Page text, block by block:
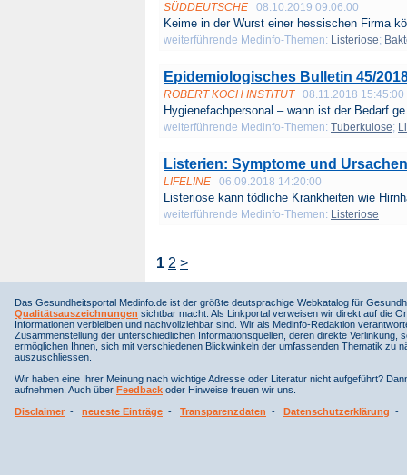
SÜDDEUTSCHE 08.10.2019 09:06:00
Keime in der Wurst einer hessischen Firma
weiterführende Medinfo-Themen: Listeriose;
Epidemiologisches Bulletin 45/
ROBERT KOCH INSTITUT 08.11.2018 15:45:00
Hygienefachpersonal – wann ist der Bedarf
weiterführende Medinfo-Themen: Tuberkulose;
Listerien: Symptome und
LIFELINE 06.09.2018 14:20:00
Listeriose kann tödliche Krankheiten wie
weiterführende Medinfo-Themen: Listeriose
1 2 >
Das Gesundheitsportal Medinfo.de ist der größte deutsprachige Webkatalog für
Qualitätsauszeichnungen sichtbar macht. Als Linkportal verweisen wir direkt auf die
Informationen verbleiben und nachvollziehbar sind. Wir als Medinfo-Redaktion
Zusammenstellung der unterschiedlichen Informationsquellen, deren direkte
ermöglichen Ihnen, sich mit verschiedenen Blickwinkeln der umfassenden Thematik
auszuschliessen.
Wir haben eine Ihrer Meinung nach wichtige Adresse oder Literatur nicht aufgeführt?
aufnehmen. Auch über Feedback oder Hinweise freuen wir uns.
Disclaimer - neueste Einträge - Transparenzdaten - Datenschutzerklärung -